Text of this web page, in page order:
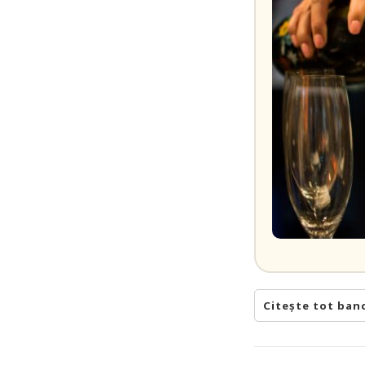
Citește tot